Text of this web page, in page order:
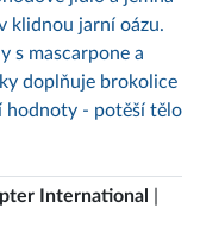
klidnou jarní oázu.
s mascarpone a
doplňuje brokolice
hodnoty - potěší tělo
International